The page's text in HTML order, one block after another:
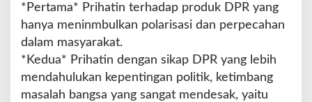
*Pertama* Prihatin terhadap produk DPR yang
hanya meninmbulkan polarisasi dan perpecahan
dalam masyarakat.
*Kedua* Prihatin dengan sikap DPR yang lebih
mendahulukan kepentingan politik, ketimbang
masalah bangsa yang sangat mendesak, yaitu